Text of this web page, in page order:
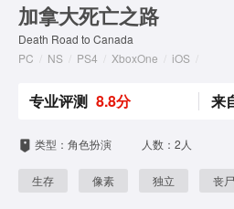
加拿大死亡之路
Death Road to Canada
PC
NS PS4 XboxOne iOS
专业评测 8.8分 来
类型：角色扮演 人数：2人
生存 像素 独立 丧尸